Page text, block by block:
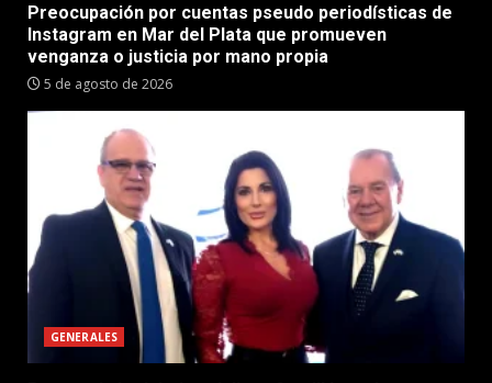
Preocupación por cuentas pseudo periodísticas de
Instagram en Mar del Plata que promueven
venganza o justicia por mano propia
5 de agosto de 2026
GENERALES